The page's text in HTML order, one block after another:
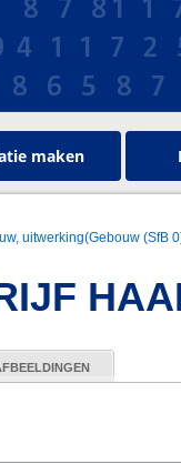
maken
uitwerking(Gebouw (SfB